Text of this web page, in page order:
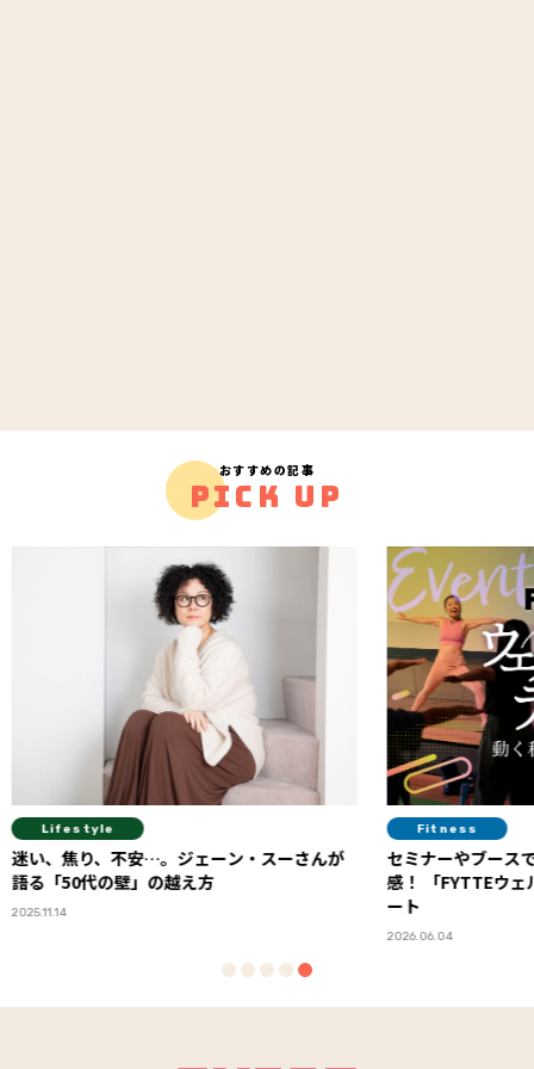
おすすめの記事
PICK UP
んが
Fitness
セミナーやブースで最新のヘルスケアを体
感！ 「FYTTEウェルネスデイ」イベントレポ
Diet
血糖値
が教え